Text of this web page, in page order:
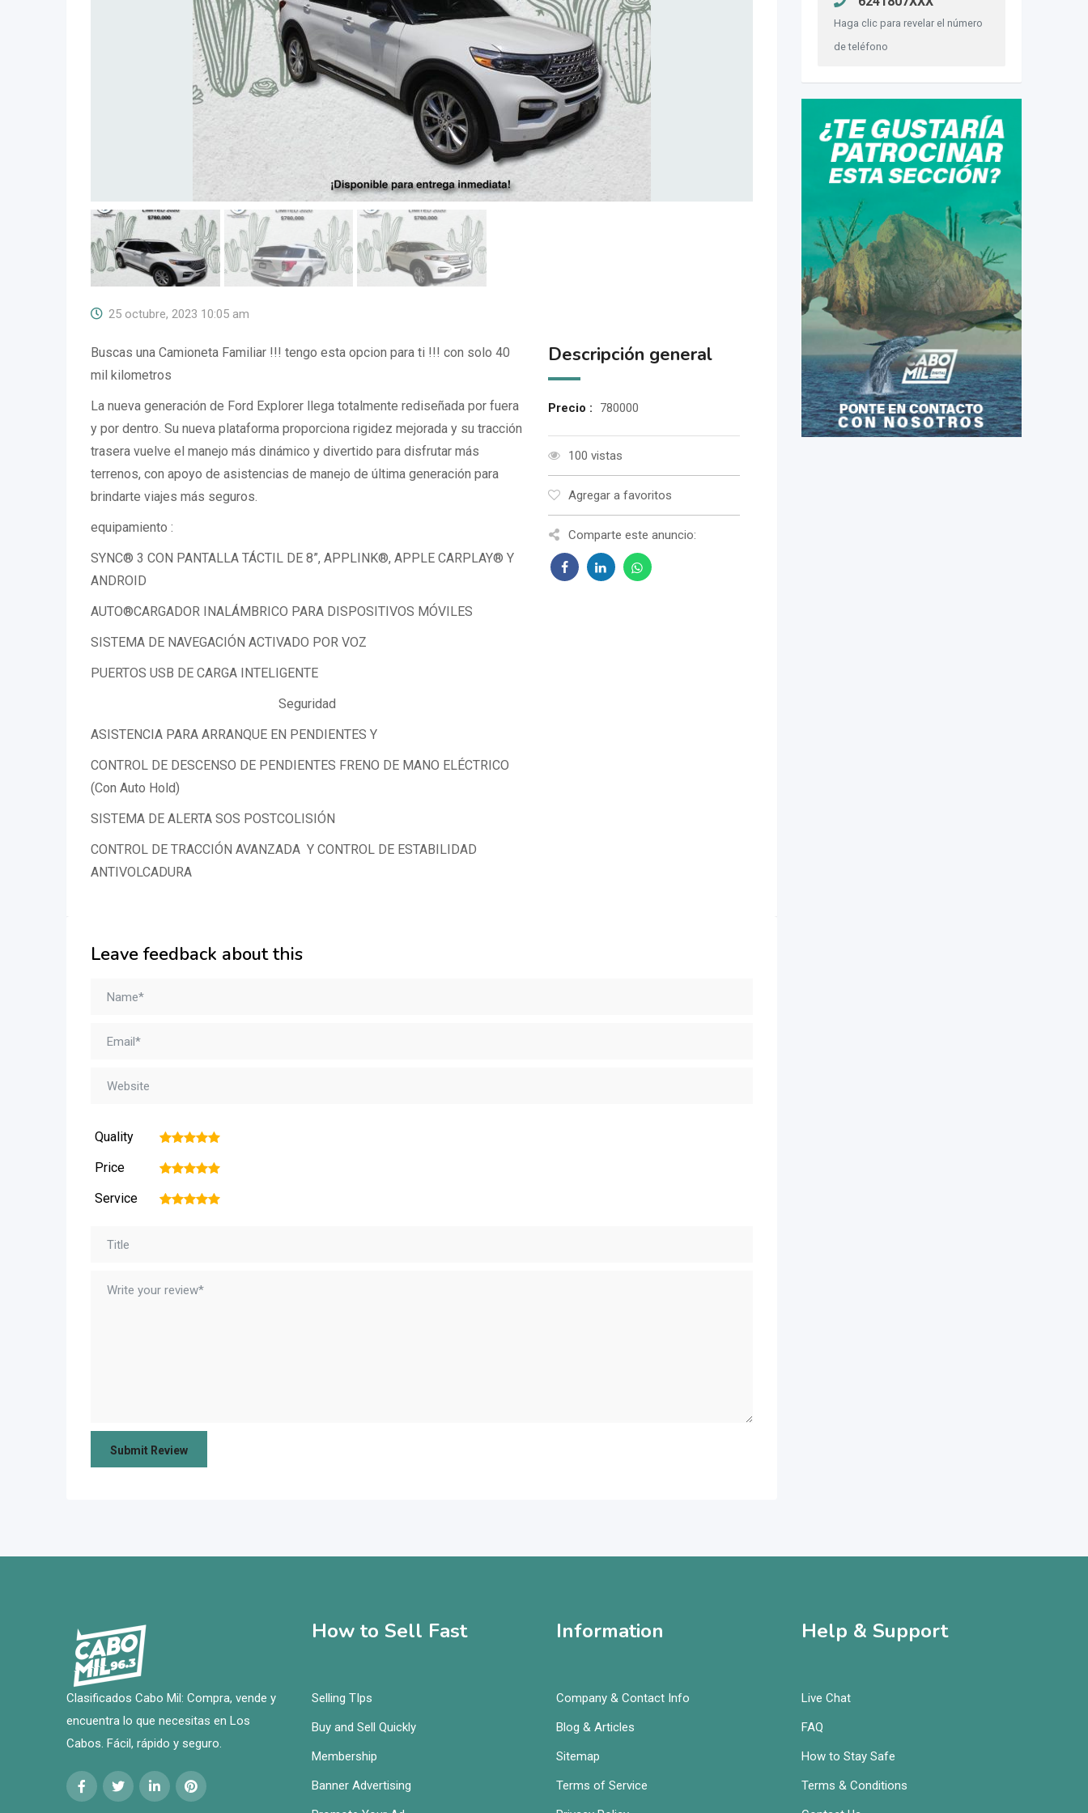
25 octubre, 2023 10:05 am
Buscas una Camioneta Familiar !!! tengo esta opcion para ti !!! con solo 40
mil kilometros
La nueva generación de Ford Explorer llega totalmente rediseñada por fuera
y por dentro. Su nueva plataforma proporciona rigidez mejorada y su tracción
trasera vuelve el manejo más dinámico y divertido para disfrutar más
terrenos, con apoyo de asistencias de manejo de última generación para
brindarte viajes más seguros.
equipamiento :
SYNC® 3 CON PANTALLA TÁCTIL DE 8”, APPLINK®, APPLE CARPLAY® Y
ANDROID
AUTO®CARGADOR INALÁMBRICO PARA DISPOSITIVOS MÓVILES
SISTEMA DE NAVEGACIÓN ACTIVADO POR VOZ
PUERTOS USB DE CARGA INTELIGENTE
Seguridad
ASISTENCIA PARA ARRANQUE EN PENDIENTES Y
CONTROL DE DESCENSO DE PENDIENTES FRENO DE MANO ELÉCTRICO
(Con Auto Hold)
SISTEMA DE ALERTA SOS POSTCOLISIÓN
CONTROL DE TRACCIÓN AVANZADA Y CONTROL DE ESTABILIDAD
ANTIVOLCADURA
Descripción general
Precio : 780000
100 vistas
Agregar a favoritos
Comparte este anuncio:
Leave feedback about this
Quality 5
4
3
2
Price 5
4
3
2
Service 5
4
3
2
Haga clic para revelar el número
de teléfono
Clasificados Cabo Mil: Compra, vende y
encuentra lo que necesitas en Los
Cabos. Fácil, rápido y seguro.
How to Sell Fast
Selling TIps
Buy and Sell Quickly
Membership
Banner Advertising
Information
Company & Contact Info
Blog & Articles
Sitemap
Terms of Service
Help & Support
Live Chat
FAQ
How to Stay Safe
Terms & Conditions